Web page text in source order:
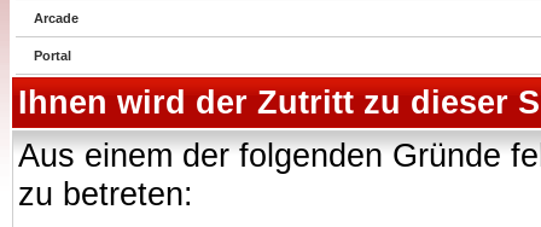
Arcade
Portal
Ihnen wird der Zutritt zu dieser
Aus einem der folgenden Gründe
zu betreten: